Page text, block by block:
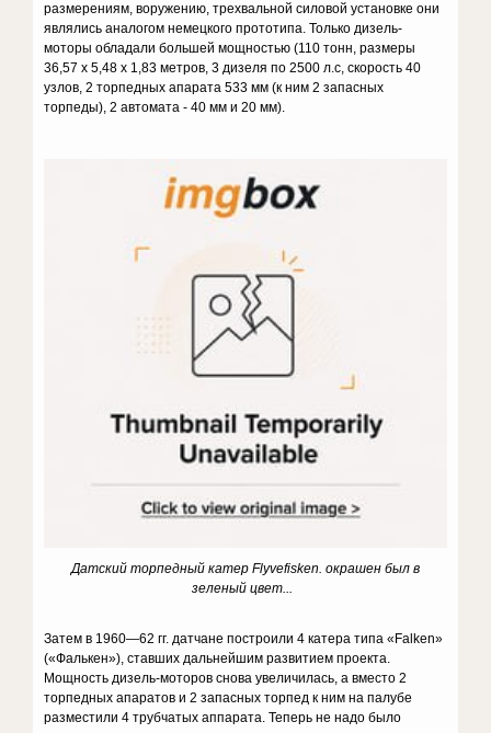
размерениям, воружению, трехвальной силовой установке они
являлись аналогом немецкого прототипа. Только дизель-
моторы обладали большей мощностью (110 тонн, размеры
36,57 х 5,48 х 1,83 метров, 3 дизеля по 2500 л.с, скорость 40
узлов, 2 торпедных апарата 533 мм (к ним 2 запасных
торпеды), 2 автомата - 40 мм и 20 мм).
Датский торпедный катер Flyvefisken. окрашен был в
зеленый цвет...
Затем в 1960—62 гг. датчане построили 4 катера типа «Falken»
(«Фалькен»), ставших дальнейшим развитием проекта.
Мощность дизель-моторов снова увеличилась, а вместо 2
торпедных апаратов и 2 запасных торпед к ним на палубе
разместили 4 трубчатых аппарата. Теперь не надо было